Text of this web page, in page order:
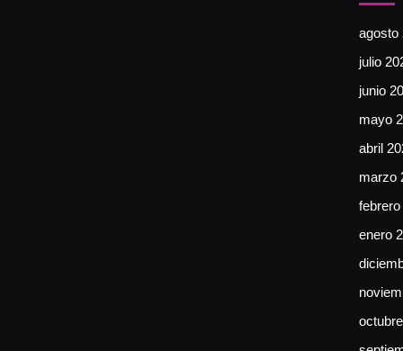
agosto
julio
junio
mayo
abril
marzo
enero